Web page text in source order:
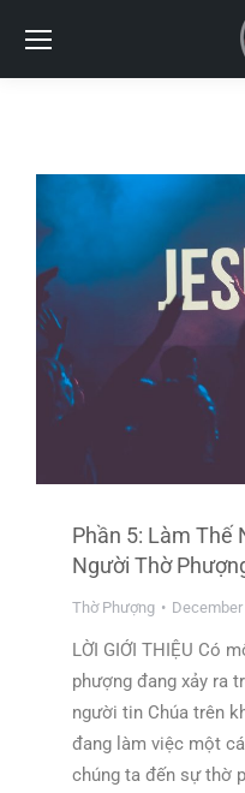
Phần 5: Làm Thế
Người Thờ
Thờ Phượng December
LỜI GIỚI THIỆU Có
phượng đang xảy ra
người tin Chúa trên
đang làm việc một
chúng ta đến sự thờ